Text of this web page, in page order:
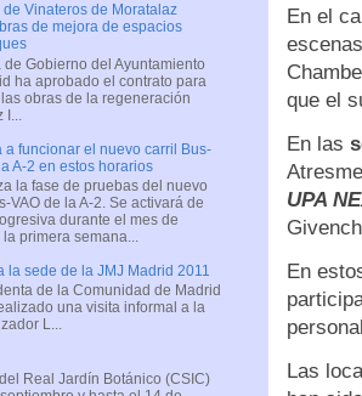
En el
que el
En las
UPA
En
Las
de Vinateros de Moratalaz
de mejora de espacios
de Gobierno del Ayuntamiento
ha aprobado el contrato para
obras de la regeneración
a funcionar el nuevo carril Bus-
A-2 en estos horarios
la fase de pruebas del nuevo
VAO de la A-2. Se activará de
durante el mes de
la primera semana...
la sede de la JMJ Madrid 2011
de la Comunidad de Madrid
una visita informal a la
L...
Real Jardín Botánico (CSIC)